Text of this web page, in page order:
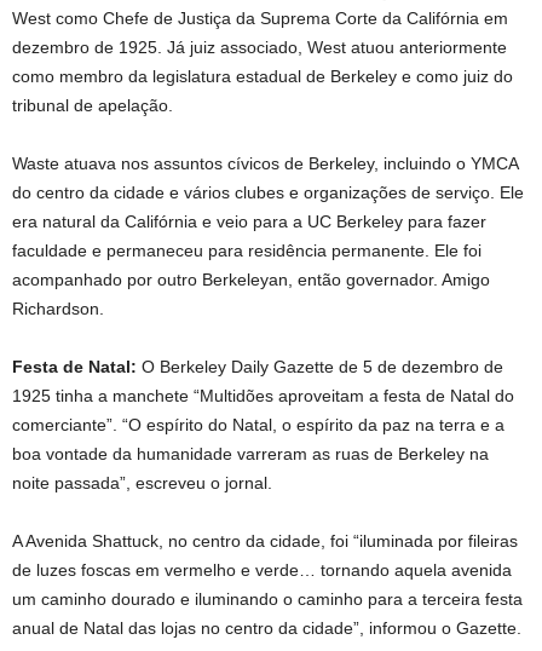
West como Chefe de Justiça da Suprema Corte da Califórnia em
dezembro de 1925. Já juiz associado, West atuou anteriormente
como membro da legislatura estadual de Berkeley e como juiz do
tribunal de apelação.
Waste atuava nos assuntos cívicos de Berkeley, incluindo o YMCA
do centro da cidade e vários clubes e organizações de serviço. Ele
era natural da Califórnia e veio para a UC Berkeley para fazer
faculdade e permaneceu para residência permanente. Ele foi
acompanhado por outro Berkeleyan, então governador. Amigo
Richardson.
Festa de Natal: O Berkeley Daily Gazette de 5 de dezembro de
1925 tinha a manchete “Multidões aproveitam a festa de Natal do
comerciante”. “O espírito do Natal, o espírito da paz na terra e a
boa vontade da humanidade varreram as ruas de Berkeley na
noite passada”, escreveu o jornal.
A Avenida Shattuck, no centro da cidade, foi “iluminada por fileiras
de luzes foscas em vermelho e verde… tornando aquela avenida
um caminho dourado e iluminando o caminho para a terceira festa
anual de Natal das lojas no centro da cidade”, informou o Gazette.